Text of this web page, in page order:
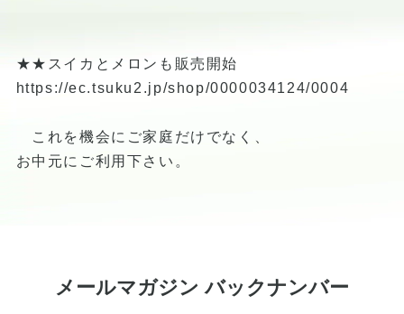
★★スイカとメロンも販売開始
https://ec.tsuku2.jp/shop/0000034124/0004
これを機会にご家庭だけでなく、
お中元にご利用下さい。
メールマガジン バックナンバー